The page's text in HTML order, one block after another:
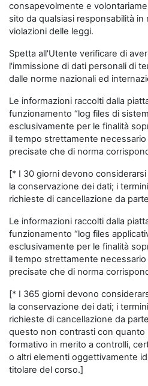
consapevolmente e
sito da qualsiasi responsabilità
violazioni delle leggi.
Spetta all'Utente verificare di
l'immissione di dati personali di
dalle norme nazionali ed
Le informazioni raccolti dalla
funzionamento “log files di
esclusivamente per le finalità
il tempo strettamente
precisate che di norma
[* I 30 giorni devono
la conservazione dei dati; i
richieste di cancellazione da
Le informazioni raccolti dalla
funzionamento “log files
esclusivamente per le finalità
il tempo strettamente
precisate che di norma
[* I 365 giorni devono
la conservazione dei dati; i
richieste di cancellazione da
questo non contrasti con quanto
formativo in merito a controlli,
o altri elementi oggettivamente
titolare del corso.]